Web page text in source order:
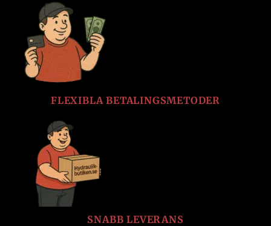
FLEXIBLA BETALINGSMETODER
SNABB LEVERANS